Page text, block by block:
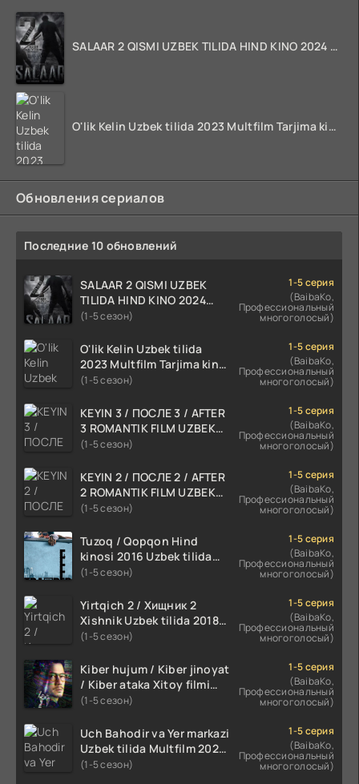
SALAAR 2 QISMI UZBEK TILIDA HIND KINO 2024 TARJIMA 720p HD Skachat
O'lik Kelin Uzbek tilida 2023 Multfilm Tarjima kino skachat
Обновления сериалов
Последние 10 обновлений
SALAAR 2 QISMI UZBEK
TILIDA HIND KINO 2024
TARJIMA 720p HD Skachat
(1-5 сезон)
1-5 серия
(BaibaKo,
Профессиональный
многоголосый)
O'lik Kelin Uzbek tilida
2023 Multfilm Tarjima kino
skachat
(1-5 сезон)
1-5 серия
(BaibaKo,
Профессиональный
многоголосый)
KEYIN 3 / ПОСЛЕ 3 / AFTER
3 ROMANTIK FILM UZBEK
TILIDA 2021 TARJIMA FILM
(1-5 сезон)
1-5 серия
(BaibaKo,
Профессиональный
многоголосый)
KEYIN 2 / ПОСЛЕ 2 / AFTER
2 ROMANTIK FILM UZBEK
TILIDA 2020 TARJIMA FILM
(1-5 сезон)
1-5 серия
(BaibaKo,
Профессиональный
многоголосый)
Tuzoq / Qopqon Hind
kinosi 2016 Uzbek tilida
tarjima film HD
(1-5 сезон)
1-5 серия
(BaibaKo,
Профессиональный
многоголосый)
Yirtqich 2 / Хищник 2
Xishnik Uzbek tilida 2018-
2024 O'zbekcha tarjima
(1-5 сезон)
1-5 серия
(BaibaKo,
Профессиональный
многоголосый)
Kiber hujum / Kiber jinoyat
/ Kiber ataka Xitoy filmi
Uzbek tilida O'zbekcha
HD skachat
(1-5 сезон)
1-5 серия
(BaibaKo,
Профессиональный
многоголосый)
Uch Bahodir va Yer markazi
Uzbek tilida Multfilm 2025
tarjima HD skachat
(1-5 сезон)
1-5 серия
(BaibaKo,
Профессиональный
многоголосый)